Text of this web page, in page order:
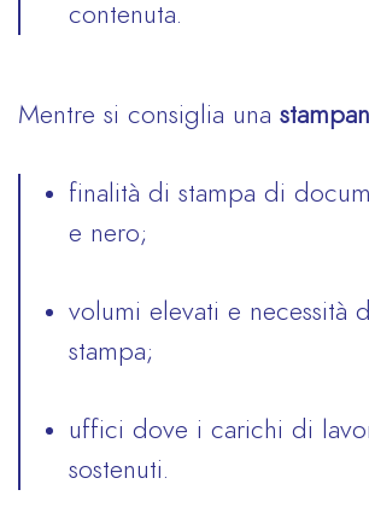
contenuta.
Mentre si consiglia una
finalità di stampa di
e nero;
volumi elevati e necessità
stampa;
uffici dove i carichi di
sostenuti.